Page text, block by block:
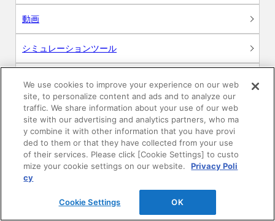
動画
シミュレーションツール
簡易設計見積ソフト
R&Dセンター環境測定・分析サービス
商品マスター申し込み
We use cookies to improve your experience on our web
site, to personalize content and ads and to analyze our
traffic. We share information about your use of our web
site with our advertising and analytics partners, who ma
y combine it with other information that you have provi
ded to them or that they have collected from your use
of their services. Please click [Cookie Settings] to custo
mize your cookie settings on our website.
Privacy Poli
cy
Cookie Settings OK